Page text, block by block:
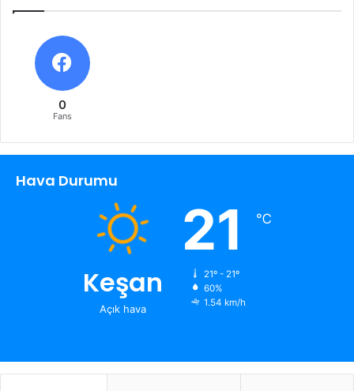
0
Fans
Hava Durumu
Keşan
Açık hava
21 ℃
21º - 21º
60%
1.54 km/h